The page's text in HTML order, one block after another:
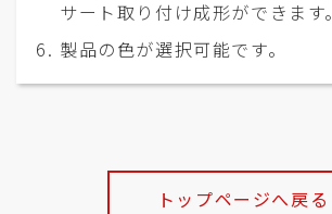
サート取り付け成形ができます。
製品の色が選択可能です。
トップページへ戻る